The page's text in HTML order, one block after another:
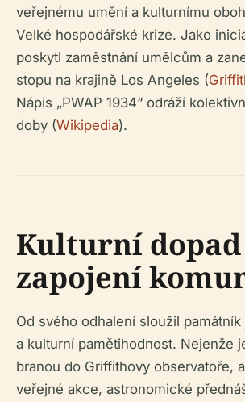
veřejnému umění a kulturnímu
Velké hospodářské krize. Jako
poskytl zaměstnání umělcům a
stopu na krajině Los Angeles (
Nápis „PWAP 1934“ odráží
doby (Wikipedia).
Kulturní dopad
zapojení
Od svého odhalení sloužil
a kulturní pamětihodnost. Nejenže
branou do Griffithovy observatoře,
veřejné akce, astronomické